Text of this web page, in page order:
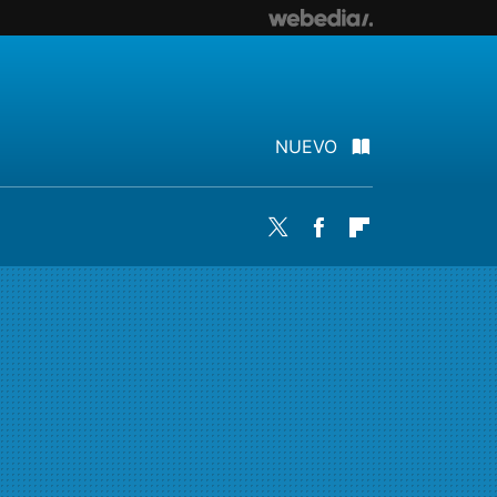
NUEVO
Twitter Facebook